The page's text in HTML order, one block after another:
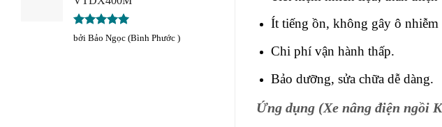
Được xếp
5
bởi Bảo Ngọc (Bình Phước )
Ít tiếng ồn, không gây ô
Chi phí vận hành thấp.
Bảo dưỡng, sửa chữa dễ dàng.
Ứng dụng (Xe nâng điện ngồi